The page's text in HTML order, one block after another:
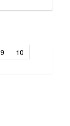
9
10